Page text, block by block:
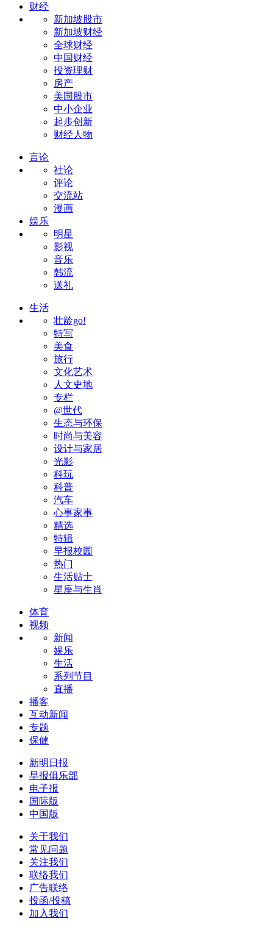
财经
新加坡股市
新加坡财经
全球财经
中国财经
投资理财
房产
美国股市
中小企业
起步创新
财经人物
言论
社论
评论
交流站
漫画
娱乐
明星
影视
音乐
韩流
送礼
生活
壮龄go!
特写
美食
旅行
文化艺术
人文史地
专栏
@世代
生态与环保
时尚与美容
设计与家居
光影
科玩
科普
汽车
心事家事
精选
特辑
早报校园
热门
生活贴士
星座与生肖
体育
视频
新闻
娱乐
生活
系列节目
直播
播客
互动新闻
专题
保健
新明日报
早报俱乐部
电子报
国际版
中国版
关于我们
常见问题
关注我们
联络我们
广告联络
投函/投稿
加入我们